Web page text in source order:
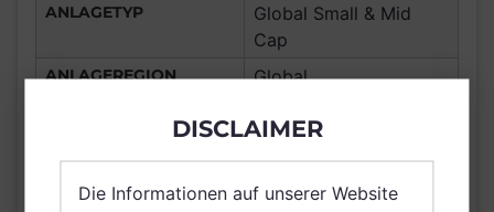
ANLAGETYP
Global Small & Mid
Cap
ANLAGEREGION Global
Frankreich,
DISCLAIMER
Die Informationen auf unserer Website